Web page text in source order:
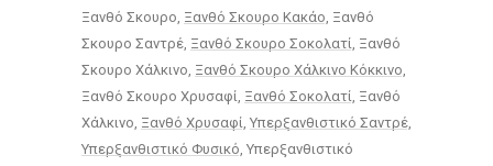
Ξανθό Σκουρο Ξανθό Σκουρο Κακάο Ξανθό
Σκουρο Σαντρέ Ξανθό Σκουρο Σοκολατί Ξανθό
Σκουρο Χάλκινο Ξανθό Σκουρο Χάλκινο Κόκκινο
Ξανθό Σκουρο Χρυσαφί Ξανθό Σοκολατί Ξανθό
Χάλκινο Ξανθό Χρυσαφί Υπερξανθιστικό Σαντρέ
Υπερξανθιστικό Φυσικό Υπερξανθιστικό